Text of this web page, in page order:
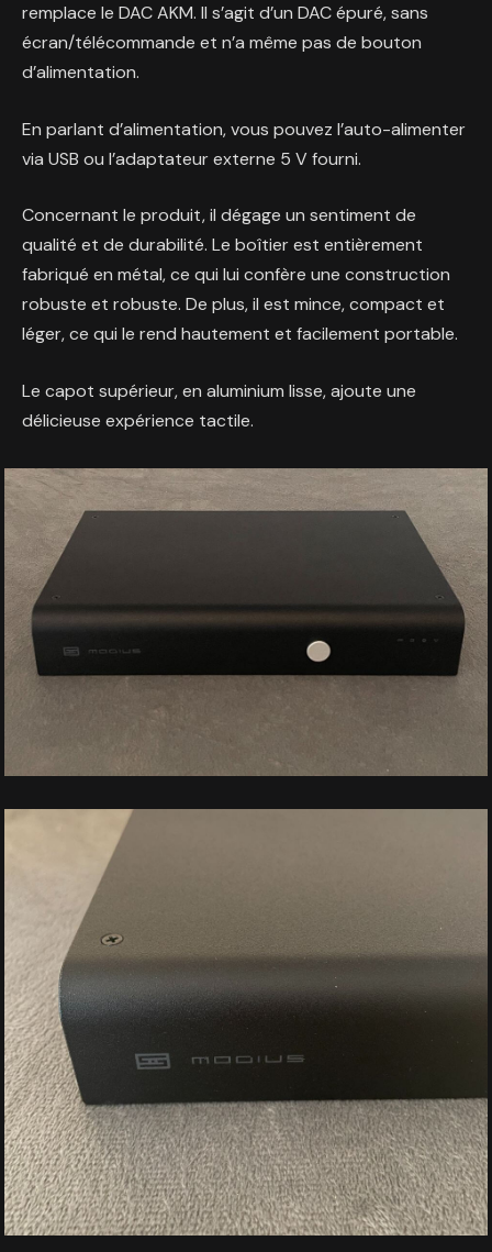
remplace le DAC AKM. Il s’agit d’un DAC épuré, sans
écran/télécommande et n’a même pas de bouton
d’alimentation.
En parlant d’alimentation, vous pouvez l’auto-alimenter
via USB ou l’adaptateur externe 5 V fourni.
Concernant le produit, il dégage un sentiment de
qualité et de durabilité. Le boîtier est entièrement
fabriqué en métal, ce qui lui confère une construction
robuste et robuste. De plus, il est mince, compact et
léger, ce qui le rend hautement et facilement portable.
Le capot supérieur, en aluminium lisse, ajoute une
délicieuse expérience tactile.